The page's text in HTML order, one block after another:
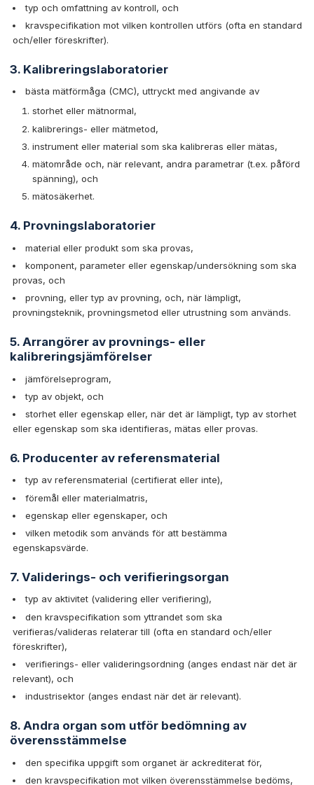
typ och omfattning av kontroll, och
kravspecifikation mot vilken kontrollen utförs (ofta en standard
och/eller föreskrifter).
3. Kalibreringslaboratorier
bästa mätförmåga (CMC), uttryckt med angivande av
storhet eller mätnormal,
kalibrerings- eller mätmetod,
instrument eller material som ska kalibreras eller mätas,
mätområde och, när relevant, andra parametrar (t.ex. påförd
spänning), och
mätosäkerhet.
4. Provningslaboratorier
material eller produkt som ska provas,
komponent, parameter eller egenskap/undersökning som ska
provas, och
provning, eller typ av provning, och, när lämpligt,
provningsteknik, provningsmetod eller utrustning som används.
5. Arrangörer av provnings- eller
kalibreringsjämförelser
jämförelseprogram,
typ av objekt, och
storhet eller egenskap eller, när det är lämpligt, typ av storhet
eller egenskap som ska identifieras, mätas eller provas.
6. Producenter av referensmaterial
typ av referensmaterial (certifierat eller inte),
föremål eller materialmatris,
egenskap eller egenskaper, och
vilken metodik som används för att bestämma
egenskapsvärde.
7. Validerings- och verifieringsorgan
typ av aktivitet (validering eller verifiering),
den kravspecifikation som yttrandet som ska
verifieras/valideras relaterar till (ofta en standard och/eller
föreskrifter),
verifierings- eller valideringsordning (anges endast när det är
relevant), och
industrisektor (anges endast när det är relevant).
8. Andra organ som utför bedömning av
överensstämmelse
den specifika uppgift som organet är ackrediterat för,
den kravspecifikation mot vilken överensstämmelse bedöms,